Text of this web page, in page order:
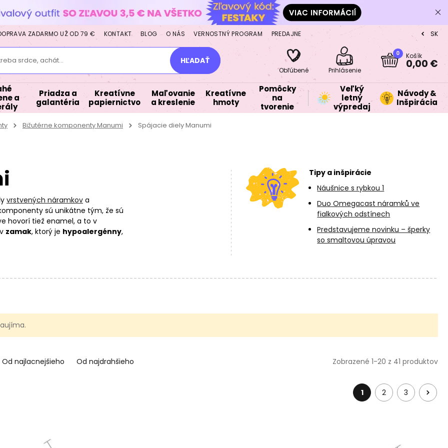
ZADARMO UŽ OD 79 € KONTAKT BLOG O NÁS VERNOSTNÝ PROGRAM PREDAJNE CZ
SK
srdce, achát... HĽADAŤ
Obľúbené Prihlásenie
0 Košík
0,00 €
a
Priadza a
galantéria
Kreatívne
papiernictvo
Maľovanie
a kreslenie
Kreatívne
hmoty
Pomôcky
na
tvorenie
Veľký
letný
výpredaj
Návody &
Inšpirácia
Bižutérne komponenty Manumi Spájacie diely Manumi
vrstvených náramkov a
sú unikátne tým, že sú
hovorí tiež enamel, a to v
zamak, ktorý je hypoalergénny,
Tipy a inšpirácie
Náušnice s rybkou 1
Duo Omegacast náramků ve
fialkových odstínech
Predstavujeme novinku – šperky
so smaltovou úpravou
Od najlacnejšieho Od najdrahšieho Zobrazené 1-20 z 41 produktov
1 2 3